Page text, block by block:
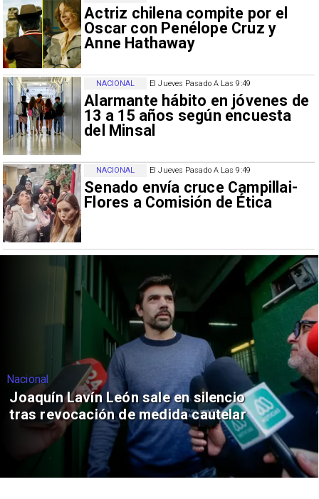
Actriz chilena compite por el
Oscar con Penélope Cruz y
Anne Hathaway
El Jueves Pasado A Las 9:49
Alarmante hábito en jóvenes de
13 a 15 años según encuesta
del Minsal
NACIONAL
El Jueves Pasado A Las 9:49
Senado envía cruce Campillai-
Flores a Comisión de Ética
NACIONAL
Nacional
Joaquín Lavín León sale en silencio
tras revocación de medida cautelar